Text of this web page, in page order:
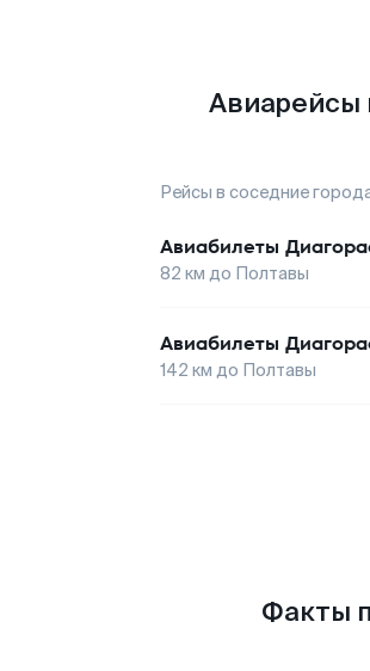
Авиарейсы
Рейсы в соседние
Авиабилеты
82 км до Полтавы
Авиабилеты
142 км до Полтавы
Факты